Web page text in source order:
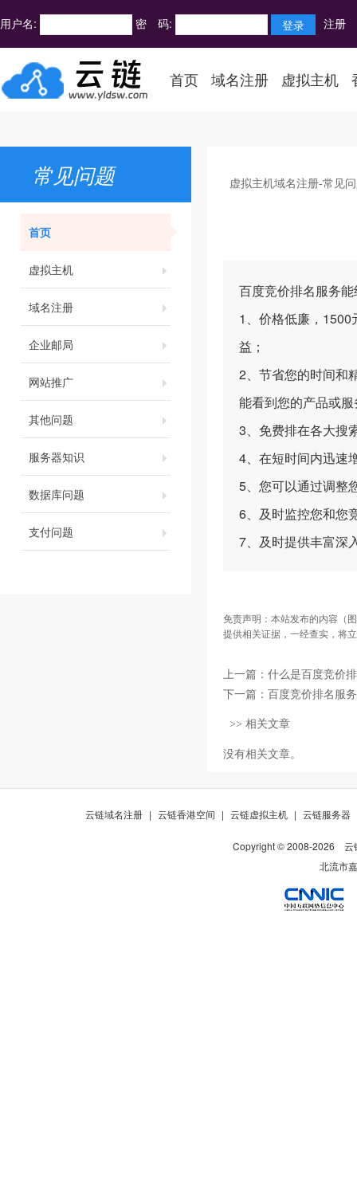
用户名: 密 码: 注册
首页 域名注册 虚拟主机
常见问题
首页
虚拟主机
域名注册
企业邮局
网站推广
其他问题
服务器知识
数据库问题
支付问题
虚拟主机域名注册-常见
百度竞价排名服务
1、价格低廉，
益；
2、节省您的时间和
能看到您的产品或
3、免费排在各大搜
4、在短时间内迅速
5、您可以通过调整
6、及时监控您和您
7、及时提供丰富深
免责声明：本站发布的内容（
提供相关证据，一经查实，将
上一篇： 什么是百度竞价
下一篇： 百度竞价排名服
>> 相关文章
没有相关文章。
云链域名注册 | 云链香港空间 | 云链虚拟主机 | 云链服务器
Copyright © 2008-2026
云
北流市